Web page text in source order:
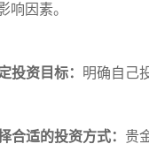
响因素。
投资目标： 明确自己
合适的投资方式： 贵